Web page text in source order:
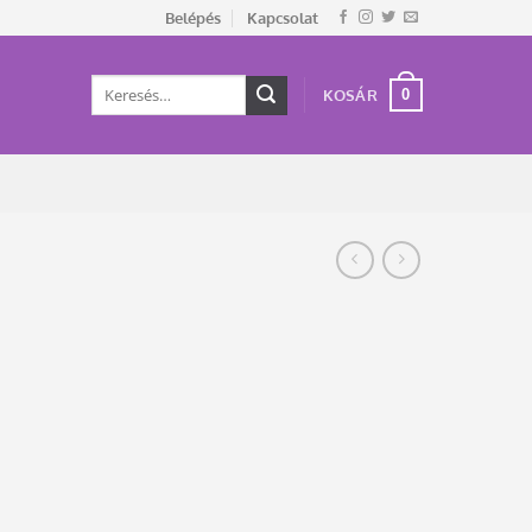
Belépés Kapcsolat
Keresés
KOSÁR 0